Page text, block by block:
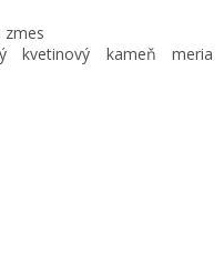
zmes
kvetinový kameň meria